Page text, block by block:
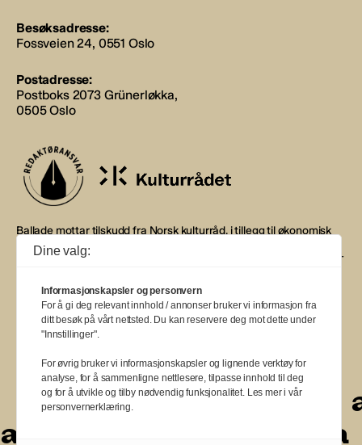
Besøksadresse:
Fossveien 24, 0551 Oslo
Postadresse:
Postboks 2073 Grünerløkka,
0505 Oslo
Ballade mottar tilskudd fra Norsk kulturråd, i tillegg til økonomisk
støtte fra eierne NOPA, Norsk komponistforening og
Musikkforleggerne. Ballade drives etter Redaktør- og Vær Varsom-
BALLADE — NORGES MUSIKKMAGASIN
a
aa
aa
aa
a
Dine valg:
Informasjonskapsler og personvern
For å gi deg relevant innhold / annonser bruker vi informasjon fra
ditt besøk på vårt nettsted. Du kan reservere deg mot dette under
"Innstillinger".
For øvrig bruker vi informasjonskapsler og lignende verktøy for
analyse, for å sammenligne nettlesere, tilpasse innhold til deg
og for å utvikle og tilby nødvendig funksjonalitet. Les mer i vår
personvernerklæring.